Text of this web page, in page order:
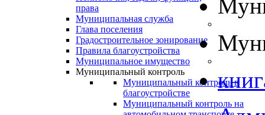
права
Муниципальная служба
Глава поселения
Градостроительное зонирование
Правила благоустройства
Муниципальное имущество
Муниципальный контроль
Муниципальный контроль в
благоустройстве
Муниципальный контроль на